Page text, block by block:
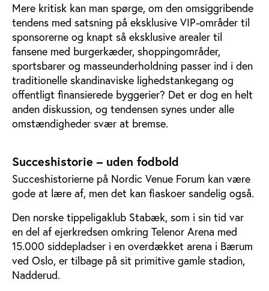
Mere kritisk kan man spørge, om den omsiggribende
tendens med satsning på eksklusive VIP-områder til
sponsorerne og knapt så eksklusive arealer til
fansene med burgerkæder, shoppingområder,
sportsbarer og masseunderholdning passer ind i den
traditionelle skandinaviske lighedstankegang og
offentligt finansierede byggerier? Det er dog en helt
anden diskussion, og tendensen synes under alle
omstændigheder svær at bremse.
Succeshistorie – uden fodbold
Succeshistorierne på Nordic Venue Forum kan være
gode at lære af, men det kan fiaskoer sandelig også.
Den norske tippeligaklub Stabæk, som i sin tid var
en del af ejerkredsen omkring Telenor Arena med
15.000 siddepladser i en overdækket arena i Bærum
ved Oslo, er tilbage på sit primitive gamle stadion,
Nadderud.